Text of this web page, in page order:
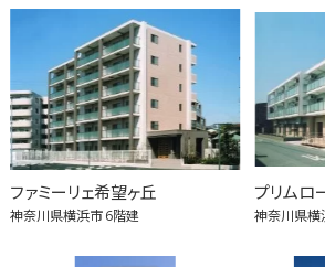
ファミーリェ希望ヶ丘
神奈川県横浜市6階建
プリムロ
神奈川県横